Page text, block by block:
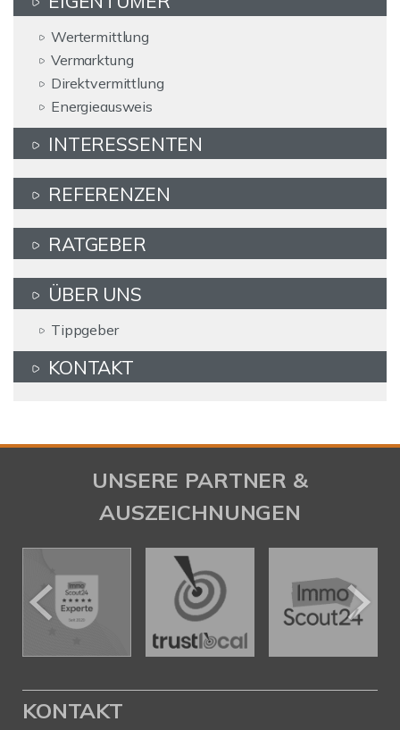
Wertermittlung
Vermarktung
Direktvermittlung
Energieausweis
INTERESSENTEN
REFERENZEN
RATGEBER
ÜBER UNS
Tippgeber
KONTAKT
UNSERE PARTNER &
AUSZEICHNUNGEN
KONTAKT